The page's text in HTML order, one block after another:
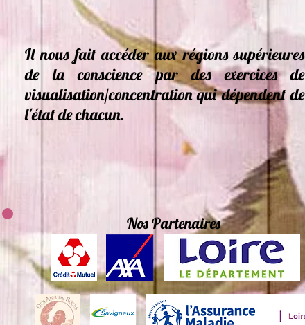
Il nous fait accéder aux régions supérieures
de la conscience par des exercices de
visualisation/concentration qui dépendent de
l'état de chacun.
Nos Partenaires